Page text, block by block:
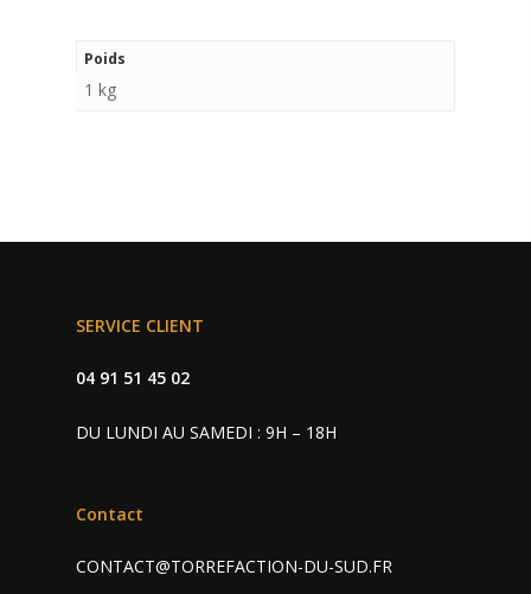
Poids
1 kg
SERVICE CLIENT
04 91 51 45 02
DU LUNDI AU SAMEDI : 9H – 18H
Contact
CONTACT@TORREFACTION-DU-SUD.FR